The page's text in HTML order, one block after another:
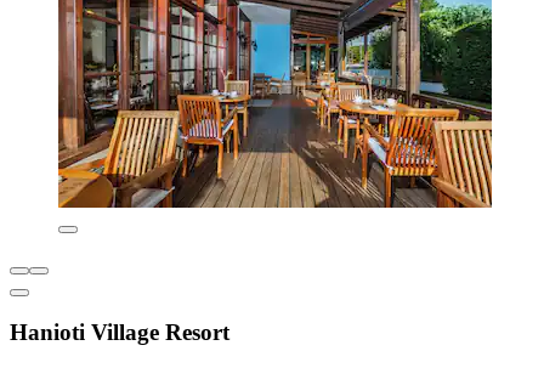
Hanioti Village Resort